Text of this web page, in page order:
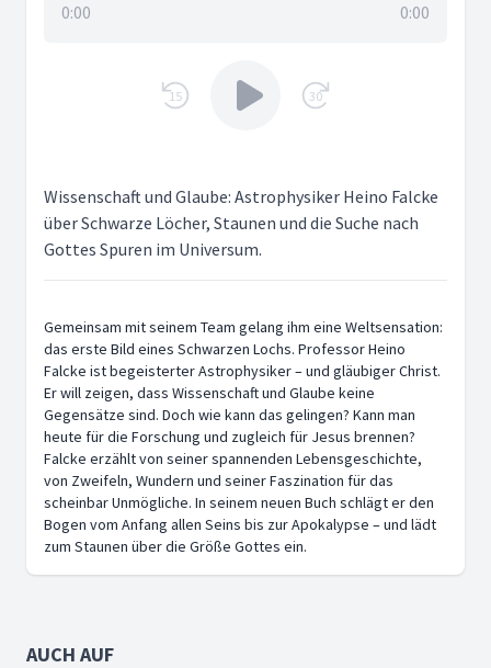
0:00 0:00
15 30
Wissenschaft und Glaube: Astrophysiker Heino Falcke
über Schwarze Löcher, Staunen und die Suche nach
Gottes Spuren im Universum.
Gemeinsam mit seinem Team gelang ihm eine Weltsensation:
das erste Bild eines Schwarzen Lochs. Professor Heino
Falcke ist begeisterter Astrophysiker – und gläubiger Christ.
Er will zeigen, dass Wissenschaft und Glaube keine
Gegensätze sind. Doch wie kann das gelingen? Kann man
heute für die Forschung und zugleich für Jesus brennen?
Falcke erzählt von seiner spannenden Lebensgeschichte,
von Zweifeln, Wundern und seiner Faszination für das
scheinbar Unmögliche. In seinem neuen Buch schlägt er den
Bogen vom Anfang allen Seins bis zur Apokalypse – und lädt
zum Staunen über die Größe Gottes ein.
AUCH AUF